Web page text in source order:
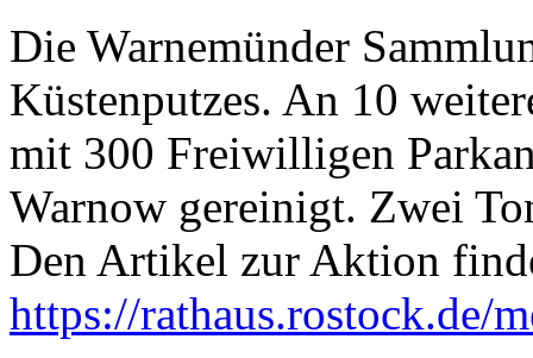
Die Warnemünder
Küstenputzes. An 10
mit 300 Freiwilligen
Warnow gereinigt. Zwei
Den Artikel zur Aktion
https://rathaus.rostock.de/